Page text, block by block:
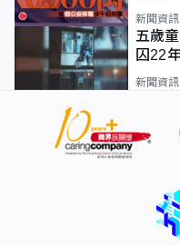
新聞資訊
五歲
囚22
新聞資訊